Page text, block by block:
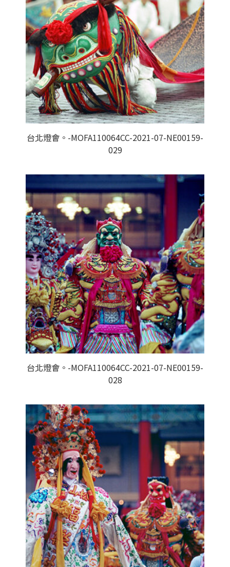
台北燈會。-MOFA110064CC-2021-07-NE00159-
029
台北燈會。-MOFA110064CC-2021-07-NE00159-
028